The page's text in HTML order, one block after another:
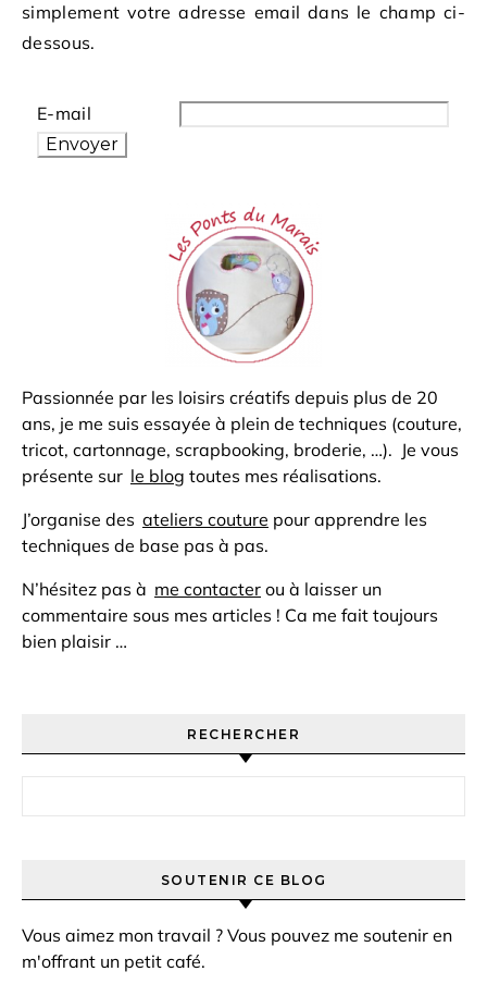
simplement votre adresse email dans le champ ci-
dessous.
E-mail
Passionnée par les loisirs créatifs depuis plus de 20
ans, je me suis essayée à plein de techniques (couture,
tricot, cartonnage, scrapbooking, broderie, …). Je vous
présente sur le blog toutes mes réalisations.
J’organise des ateliers couture pour apprendre les
techniques de base pas à pas.
N’hésitez pas à me contacter ou à laisser un
commentaire sous mes articles ! Ca me fait toujours
bien plaisir …
RECHERCHER
SOUTENIR CE BLOG
Vous aimez mon travail ? Vous pouvez me soutenir en
m'offrant un petit café.